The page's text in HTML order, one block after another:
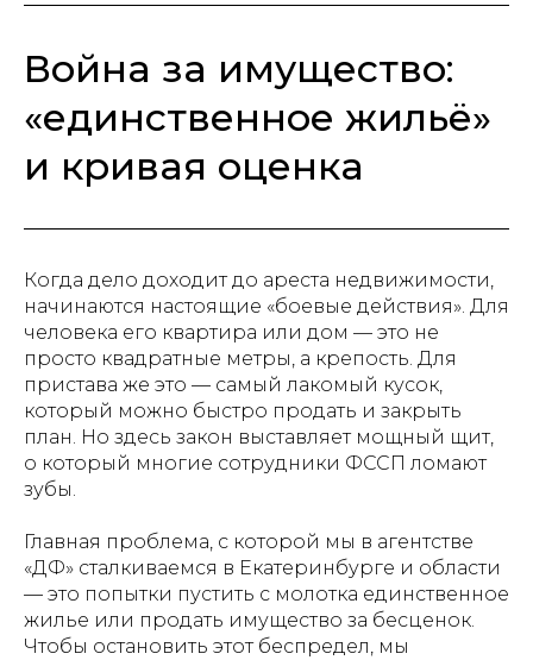
Война за имущество:
«единственное жильё»
и кривая оценка
Когда дело доходит до ареста недвижимости,
начинаются настоящие «боевые действия». Для
человека его квартира или дом — это не
просто квадратные метры, а крепость. Для
пристава же это — самый лакомый кусок,
который можно быстро продать и закрыть
план. Но здесь закон выставляет мощный щит,
о который многие сотрудники ФССП ломают
зубы.
Главная проблема, с которой мы в агентстве
«ДФ» сталкиваемся в Екатеринбурге и области
— это попытки пустить с молотка единственное
жилье или продать имущество за бесценок.
Чтобы остановить этот беспредел, мы